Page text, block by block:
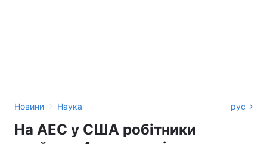
Новини › Наука рус
На АЕС у США робітники